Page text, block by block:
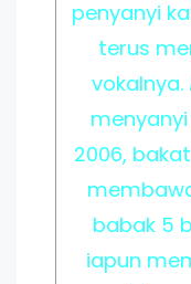
penyanyi
terus
2006,
babak 5
iapun